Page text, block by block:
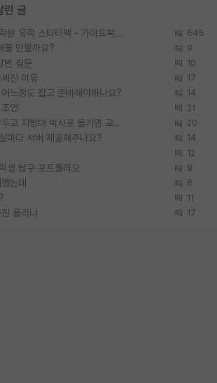
린 글
[무료] 2026 미국 대학원 유학 스타터팩 - 가이드북 & 합격자 컨택메일 템플릿 645
볼 만할까요? 9
변 질문 10
진 이유 17
느정도 잡고 준비해야하나요? 14
언 21
SSH 박사과정을 그만두고 지방대 박사로 옮기면 교수의 꿈은 끝일까요? 20
마다 서버 제공해주나요? 14
12
생 탐구 포트폴리오 9
는데 8
11
올리냐 17